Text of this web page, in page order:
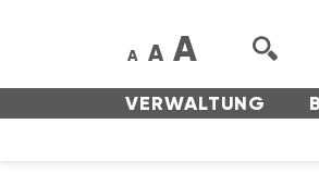
VERWAL­TUNG
A A A